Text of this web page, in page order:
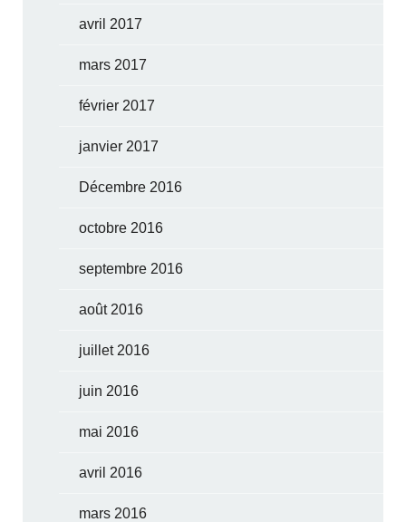
avril 2017
mars 2017
février 2017
janvier 2017
Décembre 2016
octobre 2016
septembre 2016
août 2016
juillet 2016
juin 2016
mai 2016
avril 2016
mars 2016